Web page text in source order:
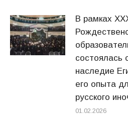
В рамках
состоялась
наследие
его опыта
русского
01.02.2026